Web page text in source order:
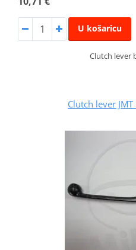
U košaricu
Clutch lever
Clutch lever